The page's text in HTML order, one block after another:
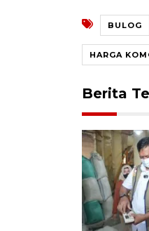
BULOG
HARGA
Berita